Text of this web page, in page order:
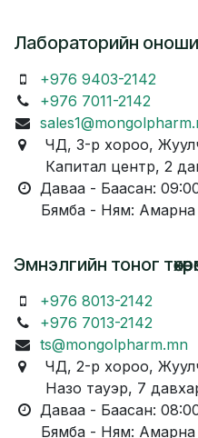
Лабораторийн
+976 9403-2142
+976 7011-2142
ЧД, 3-р хороо,
Капитал центр, 2
Даваа - Баасан:
Бямба - Ням: Амарна
Эмнэлгийн тоног
+976 8013-2142
+976 7013-2142
ts@mongolpharm.mn
ЧД, 2-р хороо,
Назо тауэр, 7
Даваа - Баасан:
Бямба - Ням: Амарна